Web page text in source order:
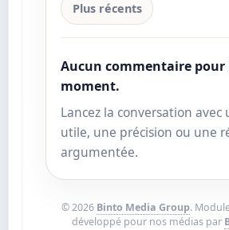
Plus récents
Aucun commentaire pour
moment.
Lancez la conversation
utile, une précision ou une
argumentée.
© 2026 Binto Media Group.
développé pour nos médias par